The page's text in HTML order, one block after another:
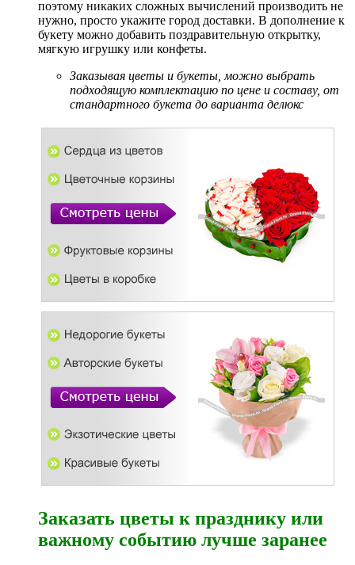
поэтому никаких сложных вычислений производить не
нужно, просто укажите город доставки. В дополнение к
букету можно добавить поздравительную открытку,
мягкую игрушку или конфеты.
Заказывая цветы и букеты, можно выбрать
подходящую комплектацию по цене и составу, от
стандартного букета до варианта делюкс
Заказать цветы к празднику или
важному событию лучше заранее